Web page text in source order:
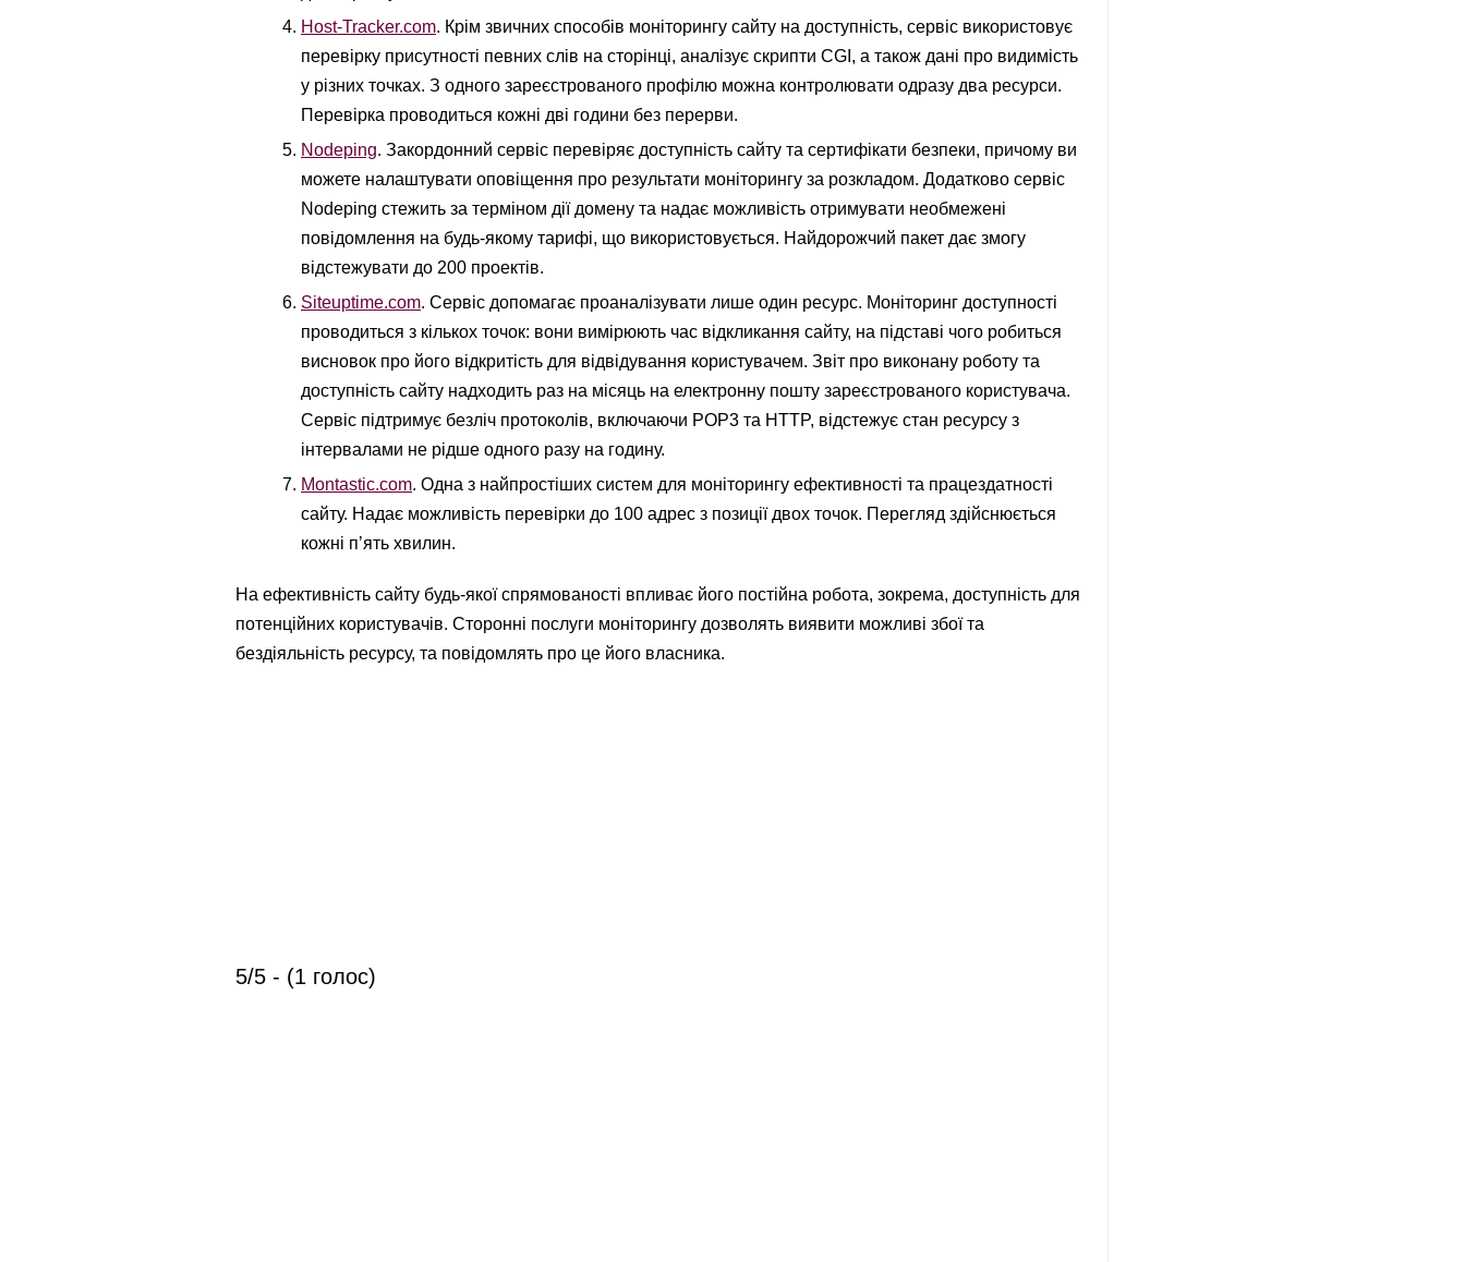
Host-Tracker.com. Крім звичних способів моніторингу сайту на доступність, сервіс використовує
перевірку присутності певних слів на сторінці, аналізує скрипти CGI, а також дані про видимість
у різних точках. З одного зареєстрованого профілю можна контролювати одразу два ресурси.
Перевірка проводиться кожні дві години без перерви.
Nodeping. Закордонний сервіс перевіряє доступність сайту та сертифікати безпеки, причому ви
можете налаштувати оповіщення про результати моніторингу за розкладом. Додатково сервіс
Nodeping стежить за терміном дії домену та надає можливість отримувати необмежені
повідомлення на будь-якому тарифі, що використовується. Найдорожчий пакет дає змогу
відстежувати до 200 проектів.
Siteuptime.com. Сервіс допомагає проаналізувати лише один ресурс. Моніторинг доступності
проводиться з кількох точок: вони вимірюють час відкликання сайту, на підставі чого робиться
висновок про його відкритість для відвідування користувачем. Звіт про виконану роботу та
доступність сайту надходить раз на місяць на електронну пошту зареєстрованого користувача.
Сервіс підтримує безліч протоколів, включаючи POP3 та HTTP, відстежує стан ресурсу з
інтервалами не рідше одного разу на годину.
Montastic.com. Одна з найпростіших систем для моніторингу ефективності та працездатності
сайту. Надає можливість перевірки до 100 адрес з позиції двох точок. Перегляд здійснюється
кожні п’ять хвилин.
На ефективність сайту будь-якої спрямованості впливає його постійна робота, зокрема, доступність для
потенційних користувачів. Сторонні послуги моніторингу дозволять виявити можливі збої та
бездіяльність ресурсу, та повідомлять про це його власника.
5/5 - (1 голос)